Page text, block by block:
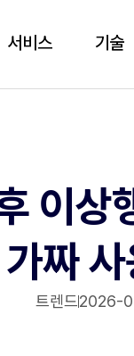
서비스 기술
이
짜
트렌드2026-